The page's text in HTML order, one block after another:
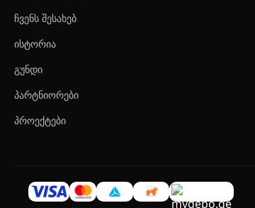
ჩვენს შესახებ
ისტორია
გუნდი
პარტნიორები
პროექტები